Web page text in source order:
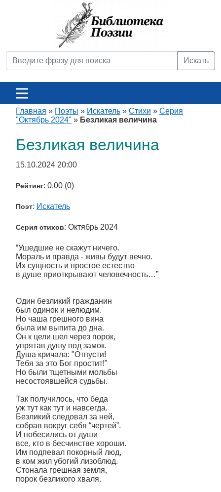
Искать
Главная » Поэты » Искатель » Стихи » Серия
"Октябрь 2024" » Безликая величина
Безликая величина
15.10.2024 20:00
Рейтинг: 0,00 (0)
Поэт: Искатель
Серия стихов: Октябрь 2024
“Ушедшие не скажут ничего.
Мораль и правда - живы будут вечно.
Их сущность и простое естество
в душе приоткрывают человечность…”
Один безликий гражданин
был одинок и нелюдим.
Но чаша грешного вина
была им выпита до дна.
Он к цели шел через порок,
упрятав душу под замок.
Душа кричала: "Отпусти!
Тебя за это Бог простит!"
Но были тщетными мольбы
несостоявшейся судьбы.
Так получилось, что беда
уж тут как тут и навсегда.
Безликий следовал за ней,
собрав вокруг себя “чертей”.
И побесились от души
все, кто в бесчинстве хороши.
Им подпевал покорный люд,
в ком жил убогий лизоблюд.
Стонала грешная земля,
порок безликого хваля.